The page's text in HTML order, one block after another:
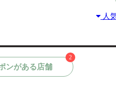
人
ンがある店舗
2